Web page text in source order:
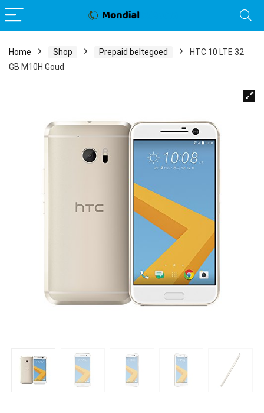
Home Shop Prepaid beltegoed
HTC 10 LTE 32
GB M10H Goud